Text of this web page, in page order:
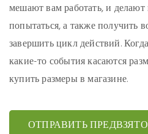
мешают вам работать, и
попытаться, а также получить
завершить цикл действий.
какие-то события касаются
купить размеры в магазине.
ОТПРАВИТЬ